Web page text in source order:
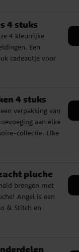
daarna in
die
op de plank.
4 stuks
4 kleurrijke
Een
cadeautje voor
4 stuks
verpakking van
aan elke
collectie. Elke
populaire serie
pluche
brengen met
Angel is een
& Stitch en
heeft lieve